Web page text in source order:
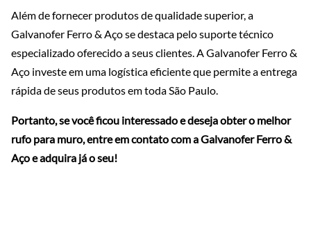
Além de fornecer produtos de qualidade superior, a
Galvanofer Ferro & Aço se destaca pelo suporte técnico
especializado oferecido a seus clientes. A Galvanofer Ferro &
Aço investe em uma logística eficiente que permite a entrega
rápida de seus produtos em toda São Paulo.
Portanto, se você ficou interessado e deseja obter o melhor
rufo para muro, entre em contato com a Galvanofer Ferro &
Aço e adquira já o seu!